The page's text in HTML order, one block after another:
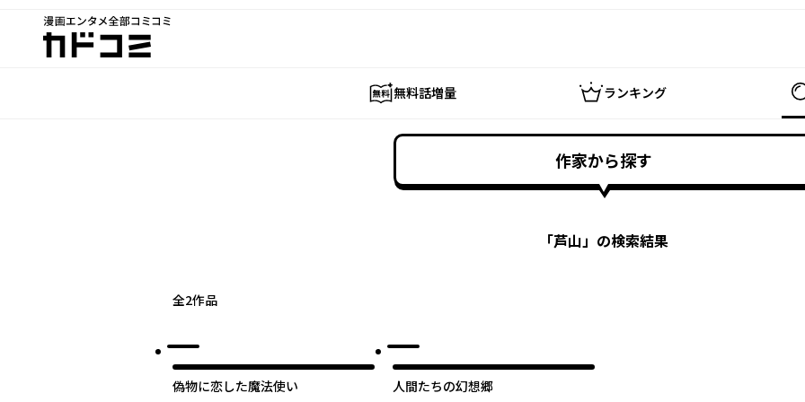
漫画エンタメ全部コミコミ
カドコミ
無料話増量 ランキング
作家から探す
「芦山」の検索結果
全2作品
偽物に恋した魔法使い 人間たちの幻想郷